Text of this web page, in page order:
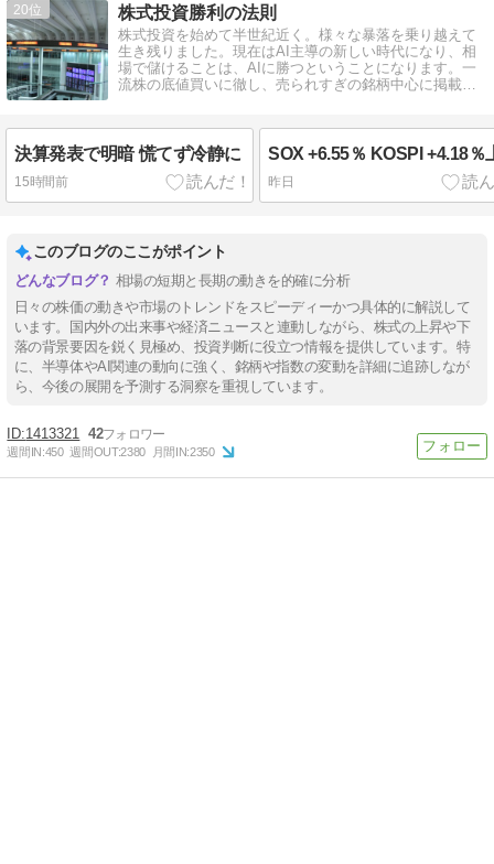
20 株式投資勝利の法則
株式投資を始めて半世紀近く。様々な暴落を乗り越えて
生き残りました。現在はAI主導の新しい時代になり、相
場で儲けることは、AIに勝つということになります。一
流株の底値買いに徹し、売られすぎの銘柄中心に掲載し
決算発表で明暗 慌てず冷静に
15時間前
SOX +6.55％ KOSPI +4.18％
昨日
このブログのここがポイント
相場の短期と長期の動きを的確に分析
日々の株価の動きや市場のトレンドをスピーディーかつ具体的に解説して
います。国内外の出来事や経済ニュースと連動しながら、株式の上昇や下
落の背景要因を鋭く見極め、投資判断に役立つ情報を提供しています。特
に、半導体やAI関連の動向に強く、銘柄や指数の変動を詳細に追跡しなが
ら、今後の展開を予測する洞察を重視しています。
1413321 42
週間IN:450 週間OUT:2380 月間IN:2350